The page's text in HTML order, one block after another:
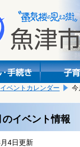
イベントカレンダー 今
のイベント情報
4日更新